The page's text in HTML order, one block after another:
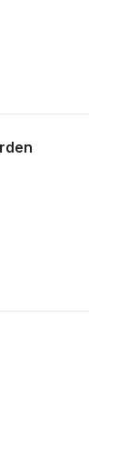
röster:
röster: